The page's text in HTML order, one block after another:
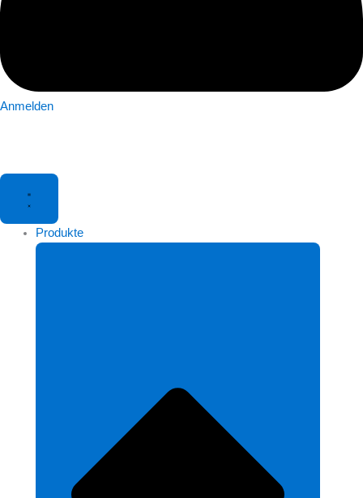
Anmelden
Produkte